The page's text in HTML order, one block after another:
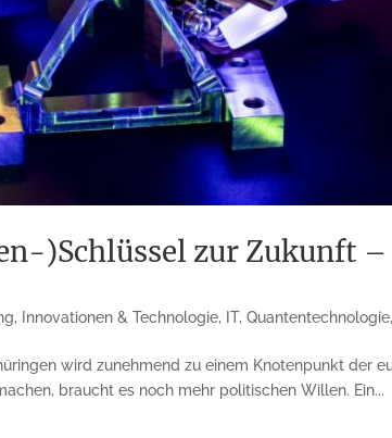
)Schlüssel zur Zukunft
, Innovationen & Technologie, IT,Quantentechnologie
wird zunehmend zu einem Knotenpunkt der
braucht es noch mehr politischen Willen. Ein...